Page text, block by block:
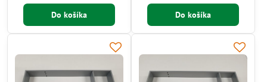
Do košíka Do košíka